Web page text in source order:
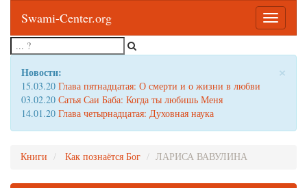
Toggle
Swami-Center.org
×
Новости:
15.03.20 Глава пятнадцатая: О смерти и о жизни в любви
03.02.20 Сатья Саи Баба: Когда ты любишь Меня
14.01.20 Глава четырнадцатая: Духовная наука
Книги Как познаётся Бог ЛАРИСА ВАВУЛИНА